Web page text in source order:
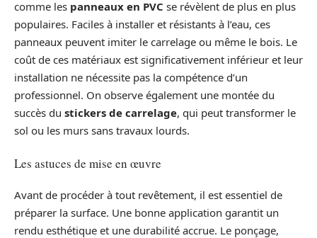
comme les panneaux en PVC se révèlent de plus en plus
populaires. Faciles à installer et résistants à l’eau, ces
panneaux peuvent imiter le carrelage ou même le bois. Le
coût de ces matériaux est significativement inférieur et leur
installation ne nécessite pas la compétence d’un
professionnel. On observe également une montée du
succès du stickers de carrelage, qui peut transformer le
sol ou les murs sans travaux lourds.
Les astuces de mise en œuvre
Avant de procéder à tout revêtement, il est essentiel de
préparer la surface. Une bonne application garantit un
rendu esthétique et une durabilité accrue. Le ponçage,